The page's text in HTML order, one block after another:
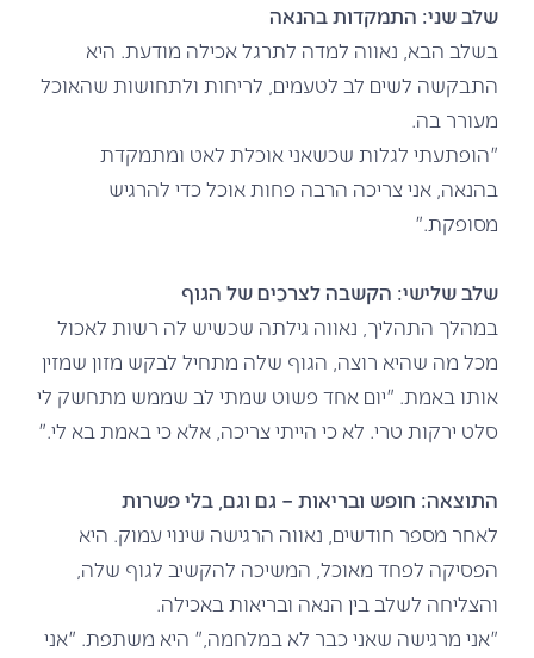
שלב שני: התמקדות בהנאה
בשלב הבא, נאווה למדה לתרגל אכילה מודעת. היא
התבקשה לשים לב לטעמים, לריחות ולתחושות שהאוכל
מעורר בה.
"הופתעתי לגלות שכשאני אוכלת לאט ומתמקדת
בהנאה, אני צריכה הרבה פחות אוכל כדי להרגיש
מסופקת."
שלב שלישי: הקשבה לצרכים של הגוף
במהלך התהליך, נאווה גילתה שכשיש לה רשות לאכול
מכל מה שהיא רוצה, הגוף שלה מתחיל לבקש מזון שמזין
אותו באמת. "יום אחד פשוט שמתי לב שממש מתחשק לי
סלט ירקות טרי. לא כי הייתי צריכה, אלא כי באמת בא לי."
התוצאה: חופש ובריאות – גם וגם, בלי פשרות
לאחר מספר חודשים, נאווה הרגישה שינוי עמוק. היא
הפסיקה לפחד מאוכל, המשיכה להקשיב לגוף שלה,
והצליחה לשלב בין הנאה ובריאות באכילה.
"אני מרגישה שאני כבר לא במלחמה," היא משתפת. "אני